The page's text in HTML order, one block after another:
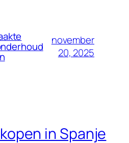
november
20, 2025
in Spanje